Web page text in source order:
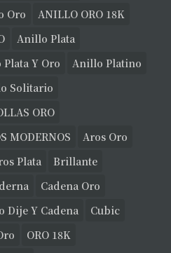
Oro
ANILLO ORO 18K
Anillo Plata
Y Oro
Anillo Platino
Solitario
ORO
MODERNOS
Aros Oro
Plata
Brillante
Cadena Oro
Dije Y Cadena
Cubic
ORO 18K